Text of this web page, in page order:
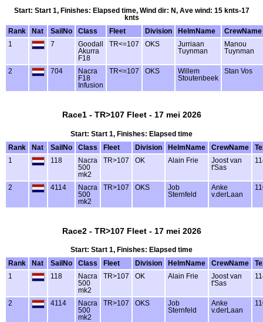
Start: Start 1, Finishes: Elapsed time, Wind dir: N, Ave wind: 15 knts-17
knts
Rank
Nat SailNo Class Fleet Division HelmName
CrewName
1
7
Goodall
Akurra
F18
TR<=107 OKS
Jurriaan
Tuynman
Manou
Tuynman
2 704
Nacra
F18
Infusion
TR<=107 OKS
Willem
Stoutenbeek
Stan Vos
Race1 - TR>107 Fleet - 17 mei 2026
Start: Start 1, Finishes: Elapsed time
Rank
Nat SailNo Class Fleet Division HelmName CrewName
1
118
Nacra
500
mk2
TR>107 OK Alain Frie
Joost van
t'Sas
2 4114
Nacra
500
mk2
TR>107 OKS
Job
Sternfeld
Anke
v.derLaan
Race2 - TR>107 Fleet - 17 mei 2026
Start: Start 1, Finishes: Elapsed time
Rank
Nat SailNo Class Fleet Division HelmName CrewName
1
118
Nacra
500
mk2
TR>107 OK Alain Frie
Joost van
t'Sas
2 4114
Nacra
500
mk2
TR>107 OKS
Job
Sternfeld
Anke
v.derLaan